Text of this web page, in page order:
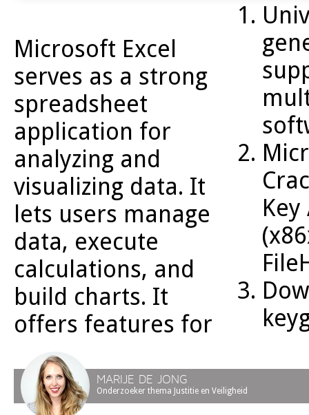
Microsoft Excel
serves as a strong
spreadsheet
application for
analyzing and
visualizing data. It
lets users manage
data, execute
calculations, and
build charts. It
offers features for
MARIJE DE JONG
Onderzoeker thema Justitie en Veiligheid